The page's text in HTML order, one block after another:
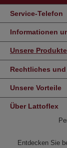
Service-Telefon
Informationen
Unsere Produkte
Rechtliches und
Unsere Vorteile
Über Lattoflex
Entdecken Sie